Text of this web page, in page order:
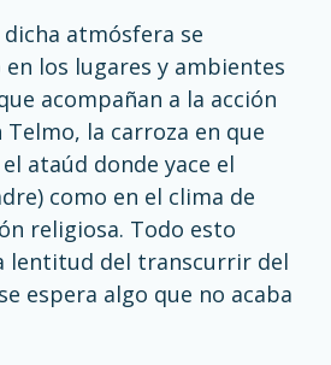
atmósfera se
los lugares y ambientes
acompañan a la acción
Telmo, la carroza en que
ataúd donde yace el
como en el clima de
religiosa. Todo esto
lentitud del transcurrir del
espera algo que no acaba